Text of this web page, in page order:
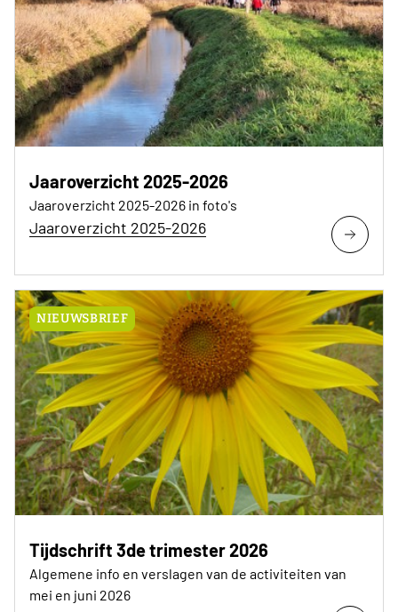
Jaaroverzicht 2025-2026
Jaaroverzicht 2025-2026 in foto's
Jaaroverzicht 2025-2026
NIEUWSBRIEF
Tijdschrift 3de trimester 2026
Algemene info en verslagen van de activiteiten van
mei en juni 2026